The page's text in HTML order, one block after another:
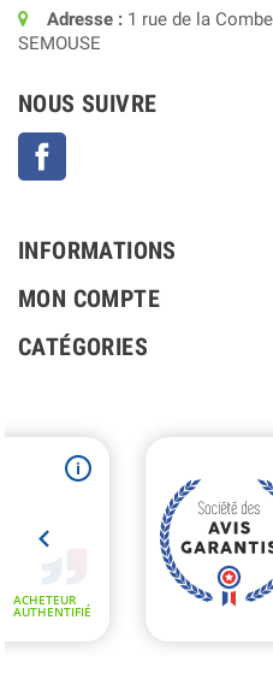
Adresse : 1 rue de la
SEMOUSE
NOUS SUIVRE
INFORMATIONS
MON COMPTE
CATÉGORIES